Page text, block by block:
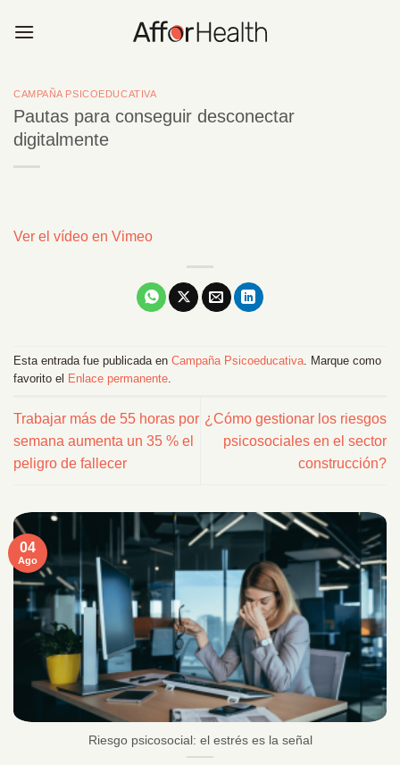
CAMPAÑA PSICOEDUCATIVA
Pautas para conseguir desconectar
digitalmente
Ver el vídeo en Vimeo
Esta entrada fue publicada en Campaña Psicoeducativa . Marque como
favorito el Enlace permanente
Trabajar más de 55 horas por
semana aumenta un 35 % el
peligro de fallecer
¿Cómo gestionar los riesgos
psicosociales en el sector
construcción?
Riesgo psicosocial: el estrés es la señal
04
Ago